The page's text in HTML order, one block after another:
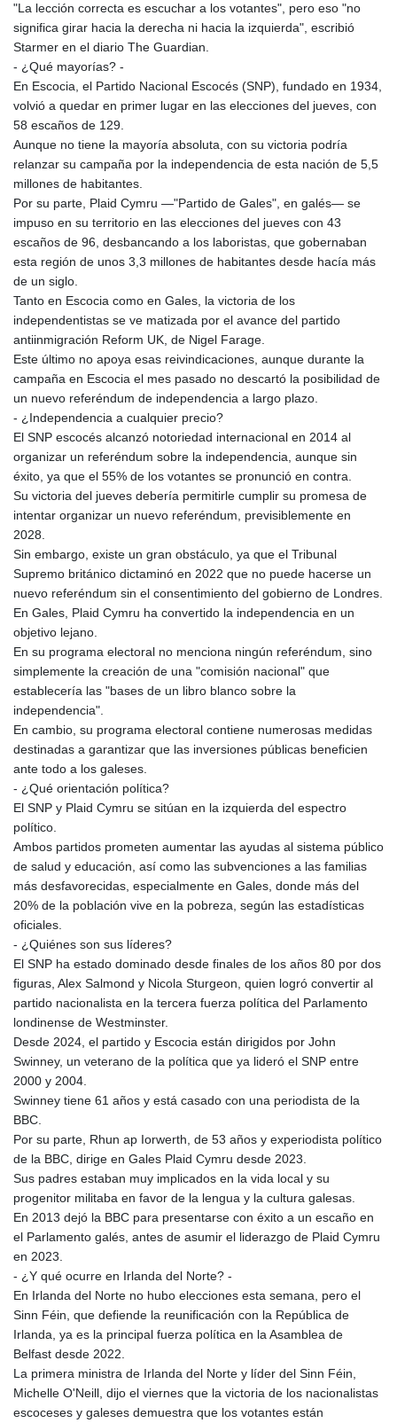
"La lección correcta es escuchar a los votantes", pero eso "no
significa girar hacia la derecha ni hacia la izquierda", escribió
Starmer en el diario The Guardian.
- ¿Qué mayorías? -
En Escocia, el Partido Nacional Escocés (SNP), fundado en 1934,
volvió a quedar en primer lugar en las elecciones del jueves, con
58 escaños de 129.
Aunque no tiene la mayoría absoluta, con su victoria podría
relanzar su campaña por la independencia de esta nación de 5,5
millones de habitantes.
Por su parte, Plaid Cymru —"Partido de Gales", en galés— se
impuso en su territorio en las elecciones del jueves con 43
escaños de 96, desbancando a los laboristas, que gobernaban
esta región de unos 3,3 millones de habitantes desde hacía más
de un siglo.
Tanto en Escocia como en Gales, la victoria de los
independentistas se ve matizada por el avance del partido
antiinmigración Reform UK, de Nigel Farage.
Este último no apoya esas reivindicaciones, aunque durante la
campaña en Escocia el mes pasado no descartó la posibilidad de
un nuevo referéndum de independencia a largo plazo.
- ¿Independencia a cualquier precio?
El SNP escocés alcanzó notoriedad internacional en 2014 al
organizar un referéndum sobre la independencia, aunque sin
éxito, ya que el 55% de los votantes se pronunció en contra.
Su victoria del jueves debería permitirle cumplir su promesa de
intentar organizar un nuevo referéndum, previsiblemente en
2028.
Sin embargo, existe un gran obstáculo, ya que el Tribunal
Supremo británico dictaminó en 2022 que no puede hacerse un
nuevo referéndum sin el consentimiento del gobierno de Londres.
En Gales, Plaid Cymru ha convertido la independencia en un
objetivo lejano.
En su programa electoral no menciona ningún referéndum, sino
simplemente la creación de una "comisión nacional" que
establecería las "bases de un libro blanco sobre la
independencia".
En cambio, su programa electoral contiene numerosas medidas
destinadas a garantizar que las inversiones públicas beneficien
ante todo a los galeses.
- ¿Qué orientación política?
El SNP y Plaid Cymru se sitúan en la izquierda del espectro
político.
Ambos partidos prometen aumentar las ayudas al sistema público
de salud y educación, así como las subvenciones a las familias
más desfavorecidas, especialmente en Gales, donde más del
20% de la población vive en la pobreza, según las estadísticas
oficiales.
- ¿Quiénes son sus líderes?
El SNP ha estado dominado desde finales de los años 80 por dos
figuras, Alex Salmond y Nicola Sturgeon, quien logró convertir al
partido nacionalista en la tercera fuerza política del Parlamento
londinense de Westminster.
Desde 2024, el partido y Escocia están dirigidos por John
Swinney, un veterano de la política que ya lideró el SNP entre
2000 y 2004.
Swinney tiene 61 años y está casado con una periodista de la
BBC.
Por su parte, Rhun ap Iorwerth, de 53 años y experiodista político
de la BBC, dirige en Gales Plaid Cymru desde 2023.
Sus padres estaban muy implicados en la vida local y su
progenitor militaba en favor de la lengua y la cultura galesas.
En 2013 dejó la BBC para presentarse con éxito a un escaño en
el Parlamento galés, antes de asumir el liderazgo de Plaid Cymru
en 2023.
- ¿Y qué ocurre en Irlanda del Norte? -
En Irlanda del Norte no hubo elecciones esta semana, pero el
Sinn Féin, que defiende la reunificación con la República de
Irlanda, ya es la principal fuerza política en la Asamblea de
Belfast desde 2022.
La primera ministra de Irlanda del Norte y líder del Sinn Féin,
Michelle O'Neill, dijo el viernes que la victoria de los nacionalistas
escoceses y galeses demuestra que los votantes están